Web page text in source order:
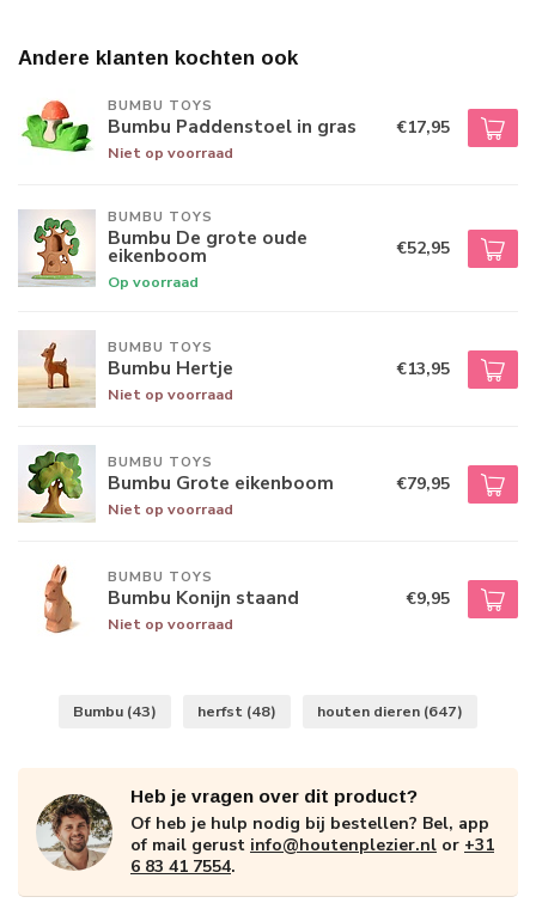
Andere klanten kochten ook
BUMBU TOYS
Bumbu Paddenstoel in gras
Niet op voorraad
€17,95
BUMBU TOYS
Bumbu De grote oude
eikenboom
Op voorraad
€52,95
BUMBU TOYS
Bumbu Hertje
Niet op voorraad
€13,95
BUMBU TOYS
Bumbu Grote eikenboom
Niet op voorraad
€79,95
BUMBU TOYS
Bumbu Konijn staand
Niet op voorraad
€9,95
Bumbu (43) herfst (48) houten dieren (647)
Heb je vragen over dit product?
Of heb je hulp nodig bij bestellen? Bel, app
of mail gerust info@houtenplezier.nl or +31
6 83 41 7554.